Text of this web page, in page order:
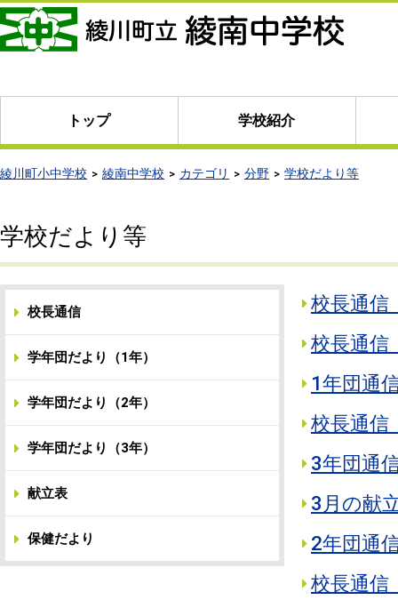
本
文
へ
動
トップ 学校紹介
綾川町小中学校 綾南中学校 カテゴリ 分野 学校だより等
学校だより等
校長通
校長通
1年団通
校長通
3年団通
3月の献
2年団通
校長通
校長通信
学年団だより（1年）
学年団だより（2年）
学年団だより（3年）
献立表
保健だより